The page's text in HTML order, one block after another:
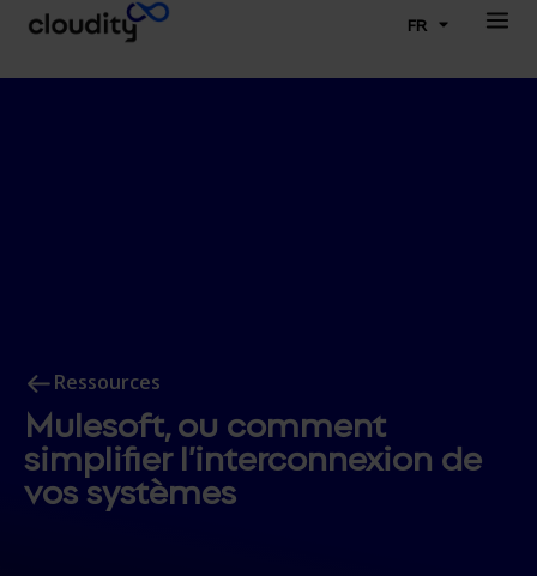
FR
Ressources
Mulesoft, ou comment
simplifier l’interconnexion de
vos systèmes